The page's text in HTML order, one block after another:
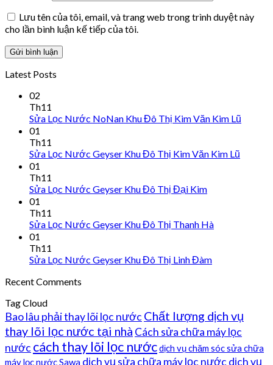
Lưu tên của tôi, email, và trang web trong trình duyệt này
cho lần bình luận kế tiếp của tôi.
Latest Posts
02
Th11
Sửa Lọc Nước NoNan Khu Đô Thị Kim Văn Kim Lũ
01
Th11
Sửa Lọc Nước Geyser Khu Đô Thị Kim Văn Kim Lũ
01
Th11
Sửa Lọc Nước Geyser Khu Đô Thị Đại Kim
01
Th11
Sửa Lọc Nước Geyser Khu Đô Thị Thanh Hà
01
Th11
Sửa Lọc Nước Geyser Khu Đô Thị Linh Đàm
Recent Comments
Tag Cloud
Bao lâu phải thay lõi lọc nước Chất lượng dịch vụ
thay lõi lọc nước tại nhà Cách sửa chữa máy lọc
nước cách thay lõi lọc nướcdịch vụ chăm sóc sửa chữa
máy lọc nước Sawa dịch vụ sửa chữa máy lọc nước dịch vụ